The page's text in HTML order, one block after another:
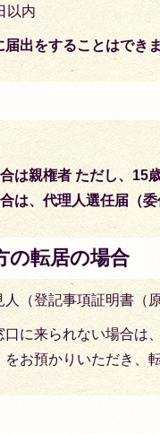
以内
出をすることはでき
は親権者 ただし、15
は、代理人選任届（
の転居の場合
（登記事項証明書（
口に来られない場合は
お預かりいただき、